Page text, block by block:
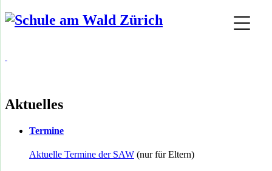
Aktuelles
Termine
Aktuelle Termine der SAW (nur für Eltern)